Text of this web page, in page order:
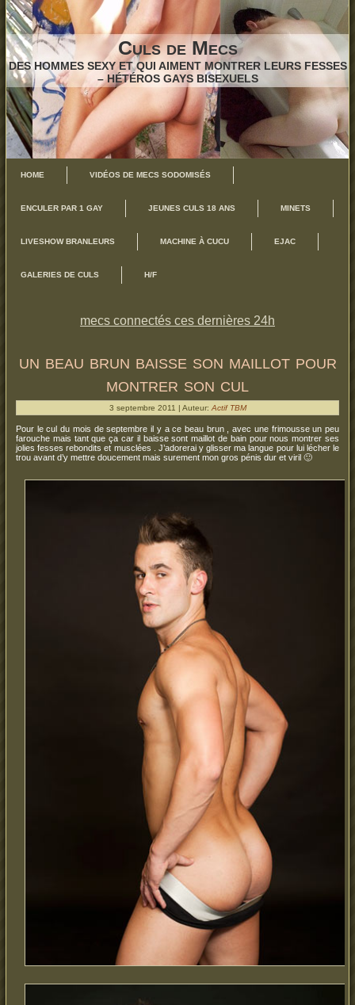
Culs de Mecs
DES HOMMES SEXY ET QUI AIMENT MONTRER LEURS FESSES
– HÉTÉROS GAYS BISEXUELS
HOME VIDÉOS DE MECS SODOMISÉS
ENCULER PAR 1 GAY JEUNES CULS 18 ANS MINETS
LIVESHOW BRANLEURS MACHINE À CUCU EJAC
GALERIES DE CULS H/F
mecs connectés ces dernières 24h
un beau brun baisse son maillot pour
montrer son cul
3 septembre 2011 | Auteur: Actif TBM
Pour le cul du mois de septembre il y a ce beau brun , avec une frimousse un peu
farouche mais tant que ça car il baisse sont maillot de bain pour nous montrer ses
jolies fesses rebondits et musclées . J’adorerai y glisser ma langue pour lui lécher le
trou avant d’y mettre doucement mais surement mon gros pénis dur et viril 🙂